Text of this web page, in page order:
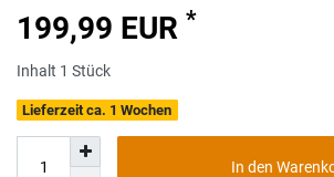
199,99 EUR *
Inhalt 1 Stück
Lieferzeit ca. 1 Wochen
In den